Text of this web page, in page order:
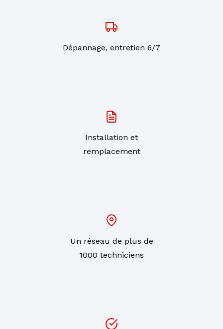
Dépannage, entretien 6/7
Installation et
remplacement
Un réseau de plus de
1000 techniciens